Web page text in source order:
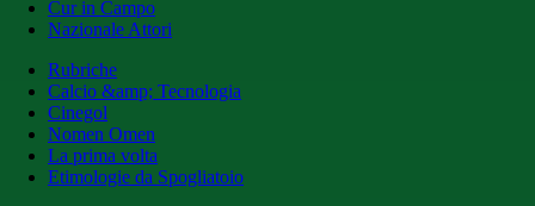
Cur in Campo
Nazionale Attori
Rubriche
Calcio &amp; Tecnologia
Cinegol
Nomen Omen
La prima volta
Etimologie da Spogliatoio